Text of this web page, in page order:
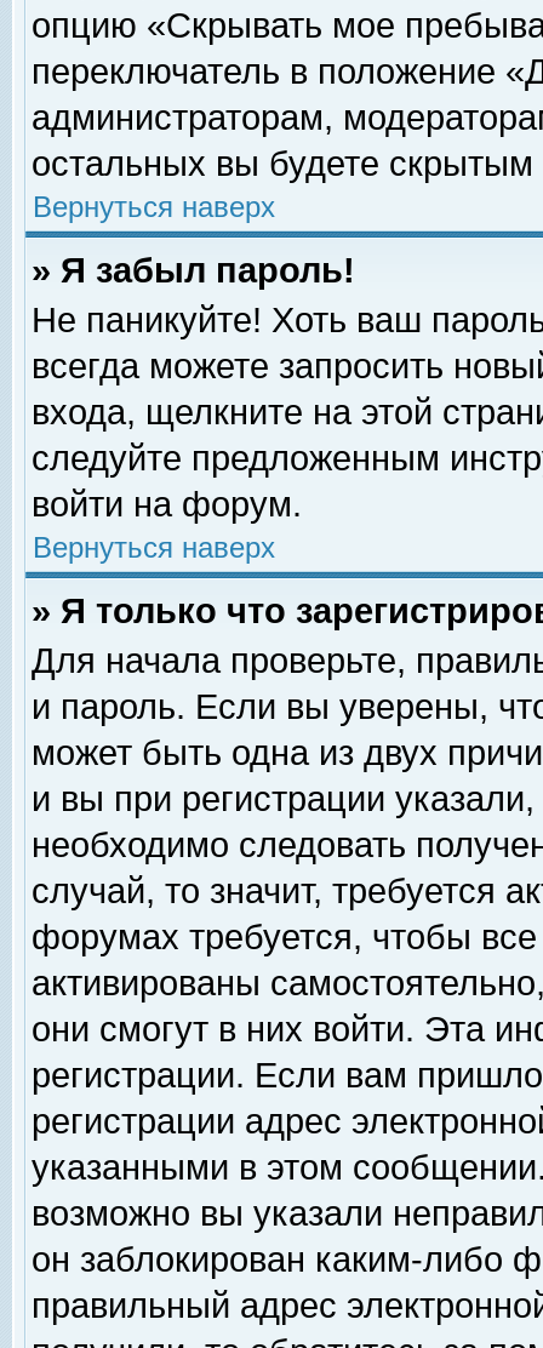
опцию «Скрывать мое
переключатель в положение
администраторам,
остальных вы будете скрытым
Вернуться наверх
» Я забыл пароль!
Не паникуйте! Хоть ваш
всегда можете запросить
входа, щелкните на этой
следуйте предложенным
войти на форум.
Вернуться наверх
» Я только что
Для начала проверьте,
и пароль. Если вы уверены,
может быть одна из двух
и вы при регистрации
необходимо следовать
случай, то значит, требуется
форумах требуется, чтобы
активированы
они смогут в них войти. Эта
регистрации. Если вам
регистрации адрес
указанными в этом
возможно вы указали
он заблокирован каким-либо
правильный адрес